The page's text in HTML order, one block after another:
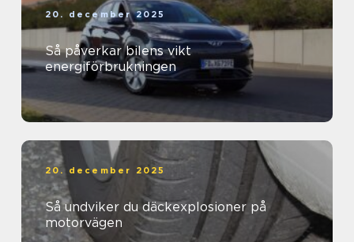
20. december 2025
Så påverkar bilens vikt
energiförbrukningen
20. december 2025
Så undviker du däckexplosioner på
motorvägen